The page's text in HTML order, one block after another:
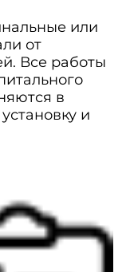
или
от
Все работы
в
и